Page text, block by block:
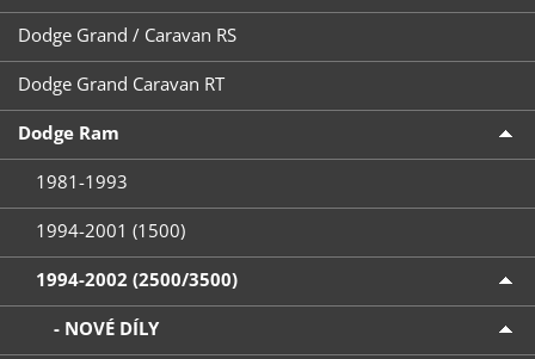
Dodge Grand / Caravan RS
Dodge Grand Caravan RT
Dodge Ram
1981-1993
1994-2001 (1500)
1994-2002 (2500/3500)
- NOVÉ DÍLY